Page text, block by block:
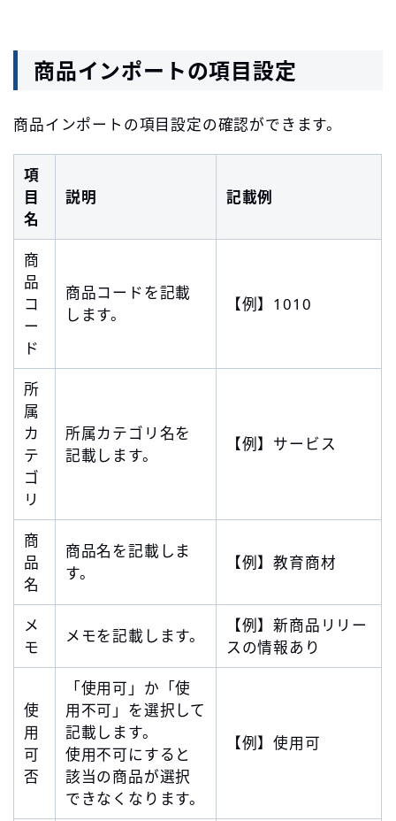
商品インポートの項目設定
商品インポートの項目設定の確認ができます。
項
目
名
説明 記載例
商
品
コ
ー
ド
商品コードを記載
します。
【例】1010
所
属
カ
テ
ゴ
リ
所属カテゴリ名を
記載します。
【例】サービス
商
品
名
商品名を記載しま
す。
【例】教育商材
メ
モ
メモを記載します。
【例】新商品リリー
スの情報あり
使
用
可
否
「使用可」か「使
用不可」を選択して
記載します。
使用不可にすると
該当の商品が選択
できなくなります。
【例】使用可